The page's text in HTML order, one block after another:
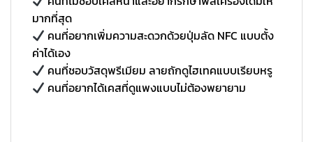
มากที่สุด
คนที่อยากเพิ่มความสะดวกด้วยปุ่มลัด NFC แบบตั้ง
ค่าได้เอง
คนที่ชอบวัสดุพรีเมียม ลายถักดูไฮเทคแบบเรียบหรู
คนที่อยากได้เคสที่ดูแพงแบบไม่ต้องพยายาม